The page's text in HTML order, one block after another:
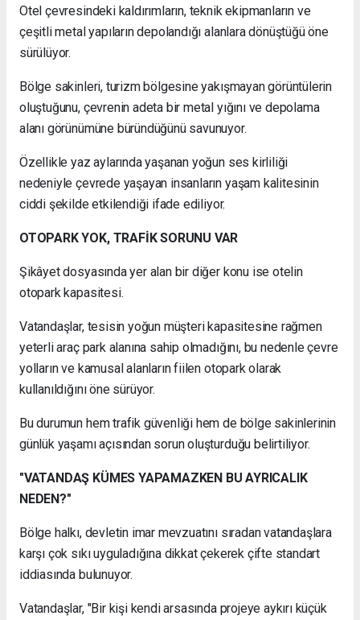
Otel çevresindeki kaldırımların, teknik ekipmanların ve
çeşitli metal yapıların depolandığı alanlara dönüştüğü öne
sürülüyor.
Bölge sakinleri, turizm bölgesine yakışmayan görüntülerin
oluştuğunu, çevrenin adeta bir metal yığını ve depolama
alanı görünümüne büründüğünü savunuyor.
Özellikle yaz aylarında yaşanan yoğun ses kirliliği
nedeniyle çevrede yaşayan insanların yaşam kalitesinin
ciddi şekilde etkilendiği ifade ediliyor.
OTOPARK YOK, TRAFİK SORUNU VAR
Şikâyet dosyasında yer alan bir diğer konu ise otelin
otopark kapasitesi.
Vatandaşlar, tesisin yoğun müşteri kapasitesine rağmen
yeterli araç park alanına sahip olmadığını, bu nedenle çevre
yolların ve kamusal alanların fiilen otopark olarak
kullanıldığını öne sürüyor.
Bu durumun hem trafik güvenliği hem de bölge sakinlerinin
günlük yaşamı açısından sorun oluşturduğu belirtiliyor.
"VATANDAŞ KÜMES YAPAMAZKEN BU AYRICALIK
NEDEN?"
Bölge halkı, devletin imar mevzuatını sıradan vatandaşlara
karşı çok sıkı uyguladığına dikkat çekerek çifte standart
iddiasında bulunuyor.
Vatandaşlar, "Bir kişi kendi arsasında projeye aykırı küçük